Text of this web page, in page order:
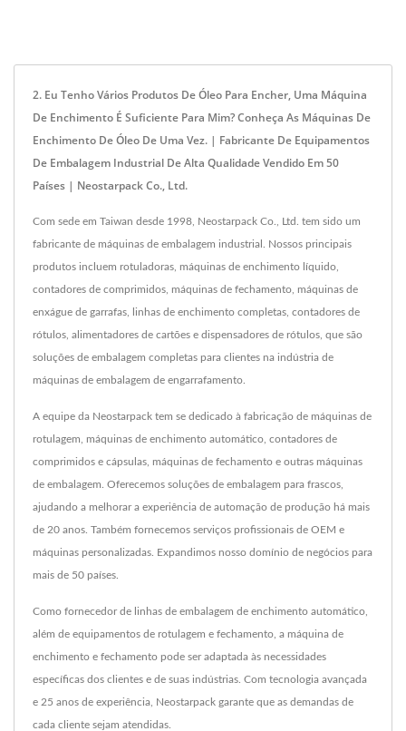
2. Eu Tenho Vários Produtos De Óleo Para Encher, Uma Máquina
De Enchimento É Suficiente Para Mim? Conheça As Máquinas De
Enchimento De Óleo De Uma Vez. | Fabricante De Equipamentos
De Embalagem Industrial De Alta Qualidade Vendido Em 50
Países | Neostarpack Co., Ltd.
Com sede em Taiwan desde 1998, Neostarpack Co., Ltd. tem sido um
fabricante de máquinas de embalagem industrial. Nossos principais
produtos incluem rotuladoras, máquinas de enchimento líquido,
contadores de comprimidos, máquinas de fechamento, máquinas de
enxágue de garrafas, linhas de enchimento completas, contadores de
rótulos, alimentadores de cartões e dispensadores de rótulos, que são
soluções de embalagem completas para clientes na indústria de
máquinas de embalagem de engarrafamento.
A equipe da Neostarpack tem se dedicado à fabricação de máquinas de
rotulagem, máquinas de enchimento automático, contadores de
comprimidos e cápsulas, máquinas de fechamento e outras máquinas
de embalagem. Oferecemos soluções de embalagem para frascos,
ajudando a melhorar a experiência de automação de produção há mais
de 20 anos. Também fornecemos serviços profissionais de OEM e
máquinas personalizadas. Expandimos nosso domínio de negócios para
mais de 50 países.
Como fornecedor de linhas de embalagem de enchimento automático,
além de equipamentos de rotulagem e fechamento, a máquina de
enchimento e fechamento pode ser adaptada às necessidades
específicas dos clientes e de suas indústrias. Com tecnologia avançada
e 25 anos de experiência, Neostarpack garante que as demandas de
cada cliente sejam atendidas.